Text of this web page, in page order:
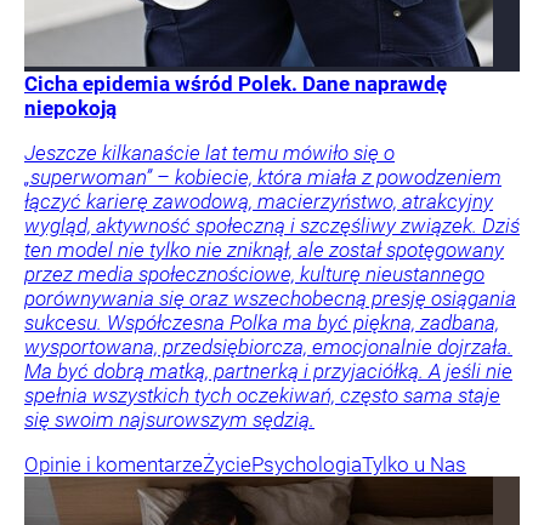
Cicha epidemia wśród Polek. Dane naprawdę
niepokoją
Jeszcze kilkanaście lat temu mówiło się o
„superwoman” – kobiecie, która miała z powodzeniem
łączyć karierę zawodową, macierzyństwo, atrakcyjny
wygląd, aktywność społeczną i szczęśliwy związek. Dziś
ten model nie tylko nie zniknął, ale został spotęgowany
przez media społecznościowe, kulturę nieustannego
porównywania się oraz wszechobecną presję osiągania
sukcesu. Współczesna Polka ma być piękna, zadbana,
wysportowana, przedsiębiorcza, emocjonalnie dojrzała.
Ma być dobrą matką, partnerką i przyjaciółką. A jeśli nie
spełnia wszystkich tych oczekiwań, często sama staje
się swoim najsurowszym sędzią.
Opinie i komentarzeŻyciePsychologiaTylko u Nas